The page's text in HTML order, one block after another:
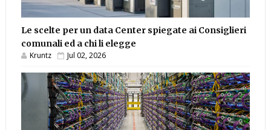
Le scelte per un data Center spiegate ai Consiglieri
comunali ed a chi li elegge
Kruntz Jul 02, 2026